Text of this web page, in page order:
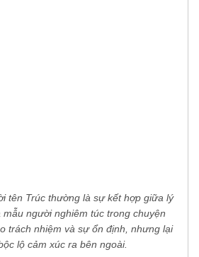
tên Trúc thường là sự kết hợp giữa lý
người nghiêm túc trong chuyện
trách nhiệm và sự ổn định, nhưng lại
lộ cảm xúc ra bên ngoài.